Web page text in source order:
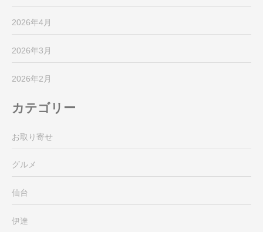
2026年4月
2026年3月
2026年2月
カテゴリー
お取り寄せ
グルメ
仙台
伊達